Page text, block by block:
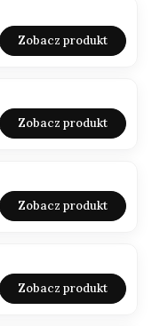
Zobacz produkt
Zobacz produkt
Zobacz produkt
Zobacz produkt